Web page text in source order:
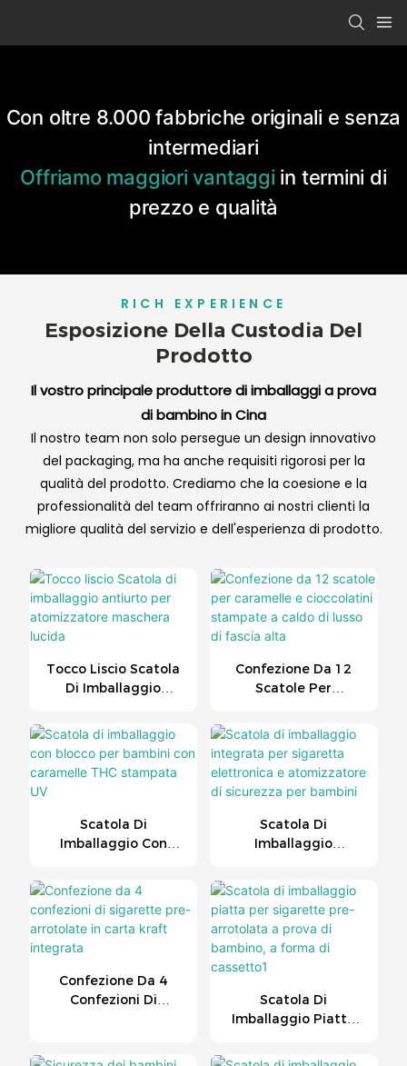
Con oltre 8.000 fabbriche originali e senza
intermediari
Offriamo maggiori vantaggi in termini di
prezzo e qualità
RICH EXPERIENCE
Esposizione Della Custodia Del
Prodotto
Il vostro principale produttore di imballaggi a prova
di bambino in Cina
Il nostro team non solo persegue un design innovativo
del packaging, ma ha anche requisiti rigorosi per la
qualità del prodotto. Crediamo che la coesione e la
professionalità del team offriranno ai nostri clienti la
migliore qualità del servizio e dell'esperienza di prodotto.
Tocco Liscio Scatola
Di Imballaggio
Atomizzatore
Maschera Lucida
Confezione Da 12
Scatole Per
Cioccolatini
Stampate A Caldo Di
Lusso Di Fascia Alta
Scatola Di
Imballaggio Con
Con Caramelle THC
Stampata UV
Scatola Di
Imballaggio
Sigaretta
Elettronica E
Atomizzatore Di
Sicurezza Per
Bambini
Confezione Da 4
Confezioni Di
Kraft Integrata
Scatola Di
Imballaggio Piatta
Arrotolata A Prova Di